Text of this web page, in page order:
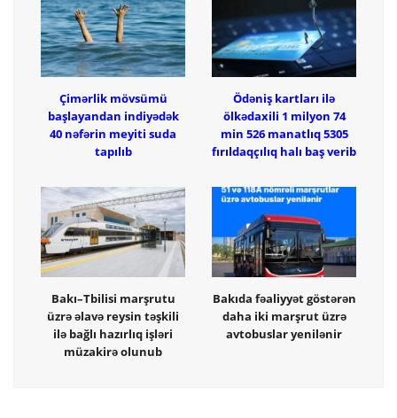
Çimərlik mövsümü
başlayandan indiyədək
40 nəfərin meyiti suda
tapılıb
Ödəniş kartları ilə
ölkədaxili 1 milyon 74
min 526 manatlıq 5305
fırıldaqçılıq halı baş verib
Bakı–Tbilisi marşrutu
üzrə əlavə reysin təşkili
ilə bağlı hazırlıq işləri
müzakirə olunub
Bakıda fəaliyyət göstərən
daha iki marşrut üzrə
avtobuslar yenilənir